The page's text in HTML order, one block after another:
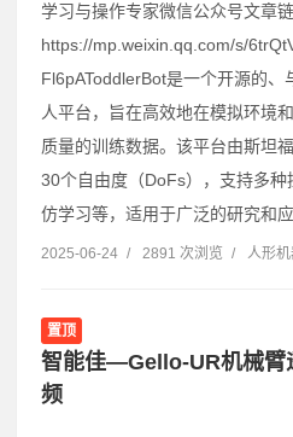
学习与操作专家微信公众号文章链
https://mp.weixin.qq.com/s/
Fl6pAToddlerBot是一个开源的
人平台，旨在高效地在模拟环境
质量的训练数据。该平台由斯坦
30个自由度（DoFs），支持多
仿学习等，适用于广泛的研究和
2025-06-24 / 2891 次浏览 / 人形
置顶
智能佳—Gello-UR机械
频